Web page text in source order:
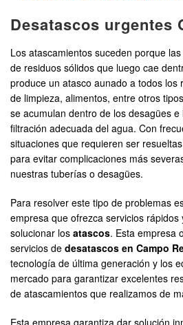
Desatascos urgentes
Los atascamientos suceden porque
de residuos sólidos que luego cae
produce un atasco aunado a todos los
de limpieza, alimentos, entre otros
se acumulan dentro de los desagües
filtración adecuada del agua. Con
situaciones que requieren ser
para evitar complicaciones más
nuestras tuberías o desagües.
Para resolver este tipo de problemas
empresa que ofrezca servicios rápidos
solucionar los atascos. Esta empresa
servicios de desatascos en Campo
tecnología de última generación y los
mercado para garantizar excelentes
de atascamientos que realizamos de
Esta empresa garantiza dar solución